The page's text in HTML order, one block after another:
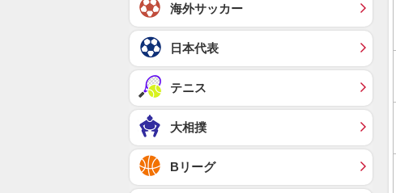
海外サッカー
日本代表
テニス
大相撲
Bリーグ